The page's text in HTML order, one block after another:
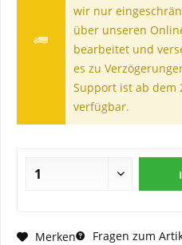
wir nur
über unseren
bearbeitet und
es zu
Support ist ab dem
verfügbar.
Merken Fragen zum